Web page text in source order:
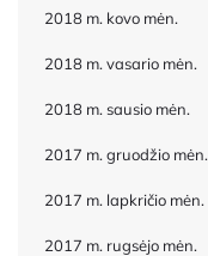
2018 m. kovo mėn.
2018 m. vasario mėn.
2018 m. sausio mėn.
2017 m. gruodžio mėn.
2017 m. lapkričio mėn.
2017 m. rugsėjo mėn.